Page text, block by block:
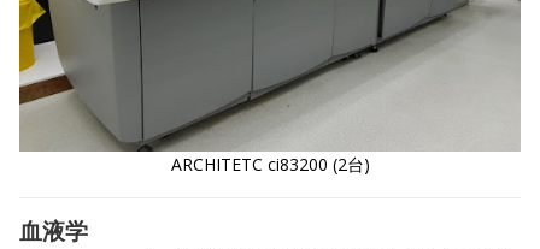
ARCHITETC ci83200 (2台)
血液学